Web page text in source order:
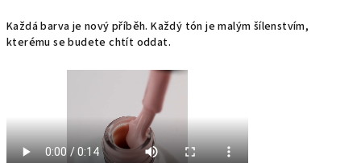
Každá barva je nový příběh. Každý tón je malým šílenstvím,
kterému se budete chtít oddat.